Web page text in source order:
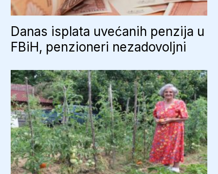
Danas isplata uvećanih penzija u
FBiH, penzioneri nezadovoljni